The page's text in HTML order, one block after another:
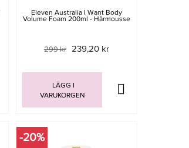
Eleven Australia I Want Body
Volume Foam 200ml - Hårmousse
299 kr 239,20 kr
LÄGG I
VARUKORGEN
-20%